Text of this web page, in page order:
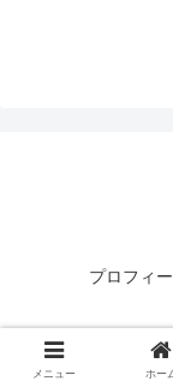
プロフィ
メニュー ホー